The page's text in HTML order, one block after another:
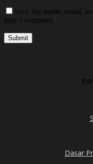
Save my name, email,
time I comment.
Dasar